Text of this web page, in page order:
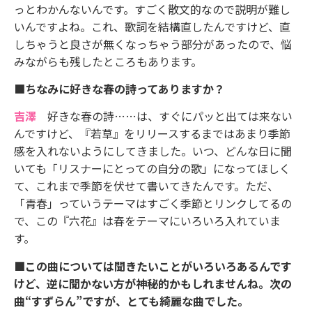
っとわかんないんです。すごく散文的なので説明が難し
いんですよね。これ、歌詞を結構直したんですけど、直
しちゃうと良さが無くなっちゃう部分があったので、悩
みながらも残したところもあります。
■ちなみに好きな春の詩ってありますか？
吉澤 好きな春の詩……は、すぐにパッと出ては来ない
んですけど、『若草』をリリースするまではあまり季節
感を入れないようにしてきました。いつ、どんな日に聞
いても「リスナーにとっての自分の歌」になってほしく
て、これまで季節を伏せて書いてきたんです。ただ、
「青春」っていうテーマはすごく季節とリンクしてるの
で、この『六花』は春をテーマにいろいろ入れていま
す。
■この曲については聞きたいことがいろいろあるんです
けど、逆に聞かない方が神秘的かもしれませんね。次の
曲“すずらん”ですが、とても綺麗な曲でした。